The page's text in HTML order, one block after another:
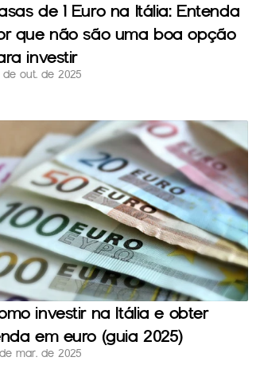
de 1 Euro na Itália: Entenda
que não são uma boa opção
investir
out. de 2025
investir na Itália e obter
em euro (guia 2025)
mar. de 2025